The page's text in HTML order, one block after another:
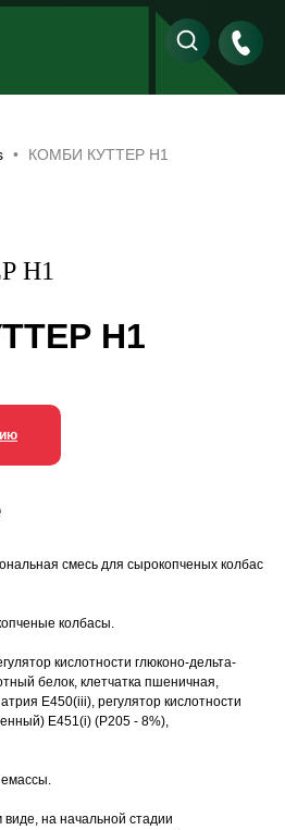
КОМБИ КУТТЕР Н1
Н1
Н1
смесь для сырокопченых колбас
колбасы.
кислотности глюконо-дельта-
белок, клетчатка пшеничная,
Е450(iii), регулятор кислотности
Е451(i) (Р205 - 8%),
виде, на начальной стадии